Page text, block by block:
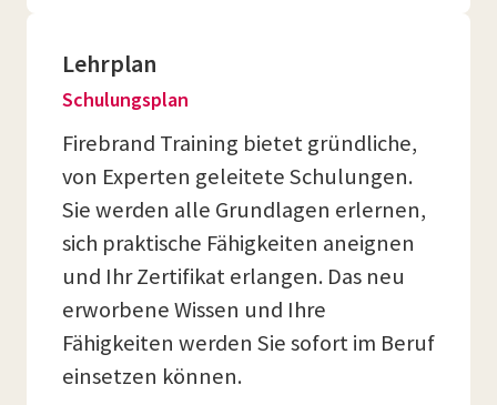
Lehrplan
Schulungsplan
Firebrand Training bietet gründliche,
von Experten geleitete Schulungen.
Sie werden alle Grundlagen erlernen,
sich praktische Fähigkeiten aneignen
und Ihr Zertifikat erlangen. Das neu
erworbene Wissen und Ihre
Fähigkeiten werden Sie sofort im Beruf
einsetzen können.